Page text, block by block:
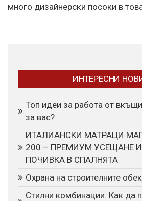
много дизайнерски посоки в
ИНТЕРЕСНИ
Топ идеи за работа от
за вас?
ИТАЛИАНСКИ МАТРАЦИ
200 – ПРЕМИУМ УСЕЩАНЕ
ПОЧИВКА В СПАЛНЯТА
Охрана на строителните
Стилни комбинации: Как да